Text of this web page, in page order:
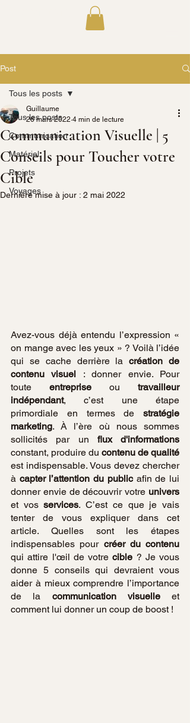
Post
Tous les posts
Communication
Matériel
Projets
Voyages
Tous les posts
Communication Visuelle | 5
Conseils pour Toucher votre
Cible
Guillaume
26 mars 2022 4 min de lecture
Dernière mise à jour : 2 mai 2022
Avez-vous déjà entendu l’expression «
on mange avec les yeux » ? Voilà l’idée
qui se cache derrière la création de
contenu visuel : donner envie. Pour
toute entreprise ou travailleur
indépendant, c’est une étape
primordiale en termes de stratégie
marketing. À l’ère où nous sommes
sollicités par un
constant, produire du contenu de qualité
est indispensable. Vous devez chercher
à capter l’attention du public afin de lui
donner envie de découvrir votre univers
et vos services. C’est ce que je vais
tenter de vous expliquer dans cet
article. Quelles sont les étapes
indispensables pour créer du contenu
qui attire l'œil de votre cible ? Je vous
donne 5 conseils qui devraient vous
aider à mieux comprendre l’importance
de la communication visuelle et
comment lui donner un coup de boost !